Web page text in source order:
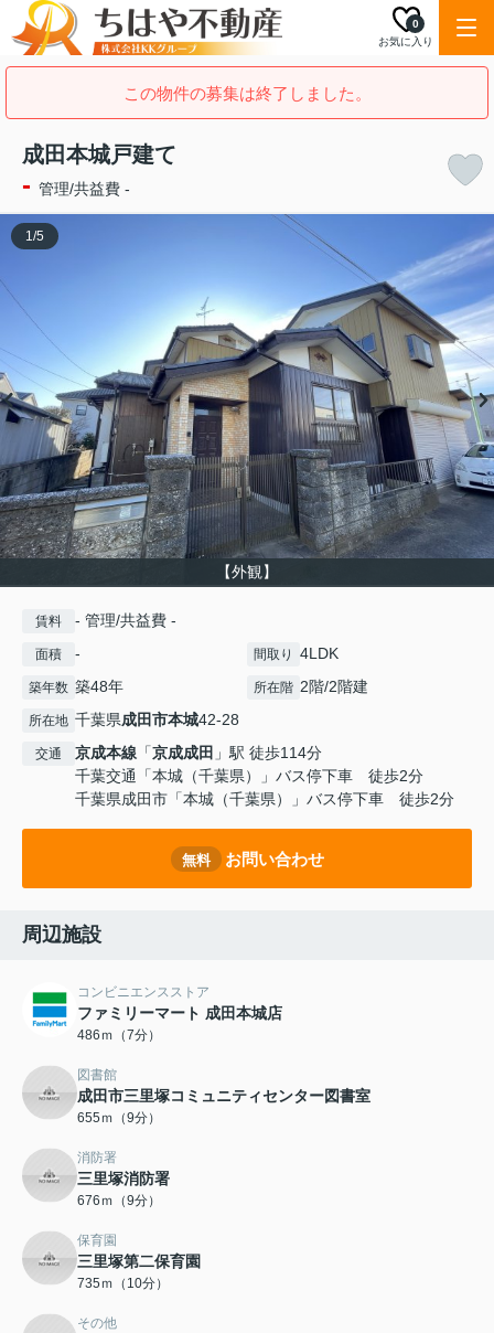
お気に入り
0
この物件の募集は終了しました。
成田本城戸建て
- 管理/共益費 -
【外観】
1/5
賃料 - 管理/共益費 -
面積 - 間取り 4LDK
築年数 築48年 所在階 2階/2階建
所在地 千葉県成田市本城42-28
交通 京成本線 「京成成田 」駅 徒歩114分
千葉交通「本城（千葉県）」バス停下車 徒歩2分
千葉県成田市「本城（千葉県）」バス停下車 徒歩2分
無料 お問い合わせ
周辺施設
コンビニエンスストア
ファミリーマート 成田本城店
486ｍ（7分）
図書館
成田市三里塚コミュニティセンター図書室
655ｍ（9分）
消防署
三里塚消防署
676ｍ（9分）
保育園
三里塚第二保育園
735ｍ（10分）
その他